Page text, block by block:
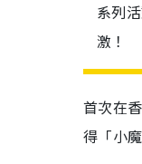
系列
激！
首次在
得「小